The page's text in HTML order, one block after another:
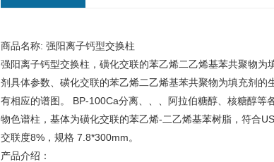
商品名称: 强阳离子钙型交换柱
强阳离子钙型交换柱，磺化交联的苯乙烯二乙烯基苯共聚物
剂具体参数、磺化交联的苯乙烯二乙烯基苯共聚物为填充剂
有相应的谱图。 BP-100Ca分离、、、阿拉伯糖醇、核糖醇
物色谱柱，基体为磺化交联的苯乙烯-二乙烯基苯树脂，符合
交联度8%，规格 7.8*300mm。
产品介绍：